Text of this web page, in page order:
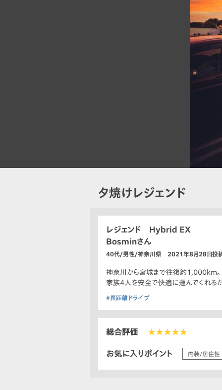
夕焼けレジェンド
レジェンド Hybrid EX
Bosminさん
40代/男性/神奈川県 2021年8月28日投
神奈川から宮城まで往復約1,000km。
家族4人を安全で快適に運んでくれるだ
#長距離ドライブ
総合評価 ★★★★★
お気に入りポイント 内装/居住性